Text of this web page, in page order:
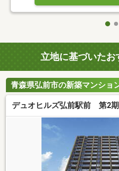
立地に基づいたお
青森県弘前市の新築マンショ
デュオヒルズ弘前駅前 第2